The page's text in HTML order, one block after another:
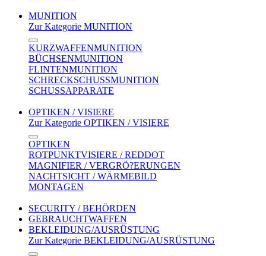
MUNITION
Zur Kategorie MUNITION
KURZWAFFENMUNITION
BÜCHSENMUNITION
FLINTENMUNITION
SCHRECKSCHUSSMUNITION
SCHUSSAPPARATE
OPTIKEN / VISIERE
Zur Kategorie OPTIKEN / VISIERE
OPTIKEN
ROTPUNKTVISIERE / REDDOT
MAGNIFIER / VERGRÖ?ERUNGEN
NACHTSICHT / WÄRMEBILD
MONTAGEN
SECURITY / BEHÖRDEN
GEBRAUCHTWAFFEN
BEKLEIDUNG/AUSRÜSTUNG
Zur Kategorie BEKLEIDUNG/AUSRÜSTUNG